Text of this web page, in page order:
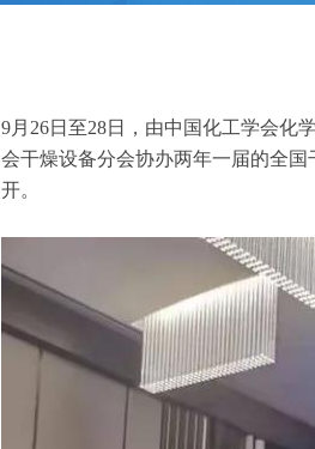
9月26日至28日，由中国化工学会化
会干燥设备分会协办两年一届的全国
开。